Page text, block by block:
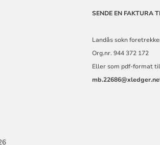
SENDE EN FAKTURA
Landås sokn
Org.nr. 944 372 172
Eller som pdf-format til